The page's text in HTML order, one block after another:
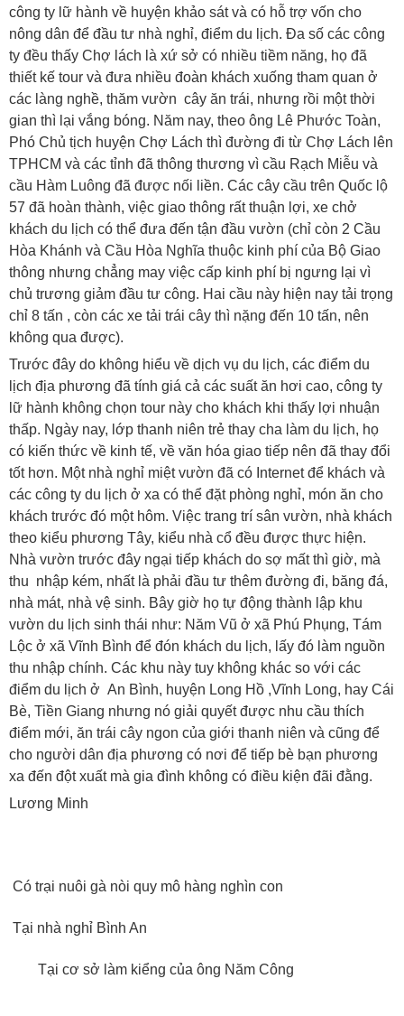
công ty lữ hành về huyện khảo sát và có hỗ trợ vốn cho
nông dân để đầu tư nhà nghỉ, điểm du lịch. Đa số các công
ty đều thấy Chợ lách là xứ sở có nhiều tiềm năng, họ đã
thiết kế tour và đưa nhiều đoàn khách xuống tham quan ở
các làng nghề, thăm vườn cây ăn trái, nhưng rồi một thời
gian thì lại vắng bóng. Năm nay, theo ông Lê Phước Toàn,
Phó Chủ tịch huyện Chợ Lách thì đường đi từ Chợ Lách lên
TPHCM và các tỉnh đã thông thương vì cầu Rạch Miễu và
cầu Hàm Luông đã được nối liền. Các cây cầu trên Quốc lộ
57 đã hoàn thành, việc giao thông rất thuận lợi, xe chở
khách du lịch có thể đưa đến tận đầu vườn (chỉ còn 2 Cầu
Hòa Khánh và Cầu Hòa Nghĩa thuộc kinh phí của Bộ Giao
thông nhưng chẳng may việc cấp kinh phí bị ngưng lại vì
chủ trương giảm đầu tư công. Hai cầu này hiện nay tải trọng
chỉ 8 tấn , còn các xe tải trái cây thì nặng đến 10 tấn, nên
không qua được).
Trước đây do không hiểu về dịch vụ du lịch, các điểm du
lịch địa phương đã tính giá cả các suất ăn hơi cao, công ty
lữ hành không chọn tour này cho khách khi thấy lợi nhuận
thấp. Ngày nay, lớp thanh niên trẻ thay cha làm du lịch, họ
có kiến thức về kinh tế, về văn hóa giao tiếp nên đã thay đổi
tốt hơn. Một nhà nghỉ miệt vườn đã có Internet để khách và
các công ty du lịch ở xa có thể đặt phòng nghỉ, món ăn cho
khách trước đó một hôm. Việc trang trí sân vườn, nhà khách
theo kiểu phương Tây, kiểu nhà cổ đều được thực hiện.
Nhà vườn trước đây ngại tiếp khách do sợ mất thì giờ, mà
thu nhập kém, nhất là phải đầu tư thêm đường đi, băng đá,
nhà mát, nhà vệ sinh. Bây giờ họ tự động thành lập khu
vườn du lịch sinh thái như: Năm Vũ ở xã Phú Phụng, Tám
Lộc ở xã Vĩnh Bình để đón khách du lịch, lấy đó làm nguồn
thu nhập chính. Các khu này tuy không khác so với các
điểm du lịch ở An Bình, huyện Long Hồ ,Vĩnh Long, hay Cái
Bè, Tiền Giang nhưng nó giải quyết được nhu cầu thích
điểm mới, ăn trái cây ngon của giới thanh niên và cũng để
cho người dân địa phương có nơi để tiếp bè bạn phương
xa đến đột xuất mà gia đình không có điều kiện đãi đằng.
Lương Minh
Có trại nuôi gà nòi quy mô hàng nghìn con
Tại nhà nghỉ Bình An
Tại cơ sở làm kiểng của ông Năm Công